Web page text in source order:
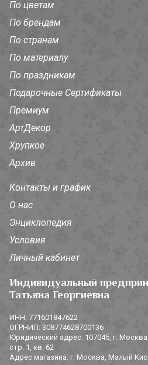
По цветам
По брендам
По странам
По материалу
По праздникам
Подарочные Сертификаты
Премиум
АртДекор
Хрупкое
Архив
Контакты и график
О нас
Энциклопедия
Условия
Личный кабинет
Индивидуальный
Татьяна Георгиевна
ИНН: 771601847622
ОГРНИП: 308774628700136
Юридический адрес: 107045, г.
стр. 1, кв. 62
Адрес магазина: г. Москва, Малый